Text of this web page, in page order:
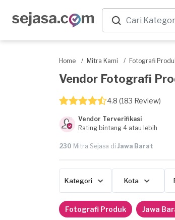
Home / Mitra Kami / Fotografi
Vendor Fotografi
4.8 (183 Review)
Vendor Terverifikasi
Rating bintang 4 atau lebih
230 Mitra Sejasa di Jawa Barat
Kategori Kota
Fotografi Produk Jawa